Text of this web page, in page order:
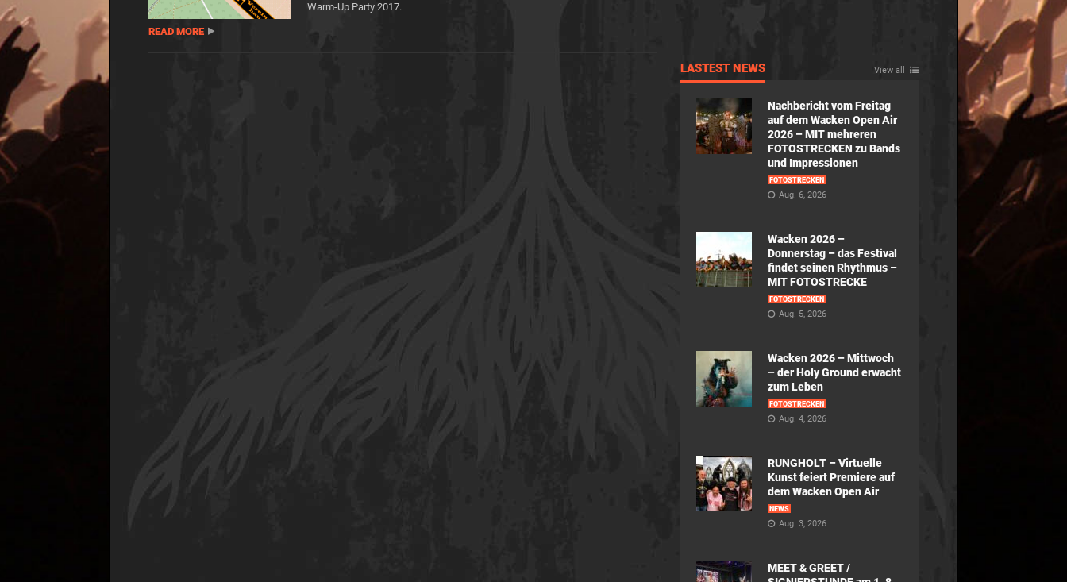
Warm-Up Party 2017.
READ MORE
LASTEST NEWS View all
Nachbericht vom Freitag
auf dem Wacken Open Air
2026 – MIT mehreren
FOTOSTRECKEN zu Bands
und Impressionen
FOTOSTRECKEN
Aug. 6, 2026
Wacken 2026 –
Donnerstag – das Festival
findet seinen Rhythmus –
MIT FOTOSTRECKE
FOTOSTRECKEN
Aug. 5, 2026
Wacken 2026 – Mittwoch
– der Holy Ground erwacht
zum Leben
FOTOSTRECKEN
Aug. 4, 2026
RUNGHOLT – Virtuelle
Kunst feiert Premiere auf
dem Wacken Open Air
NEWS
Aug. 3, 2026
MEET & GREET /